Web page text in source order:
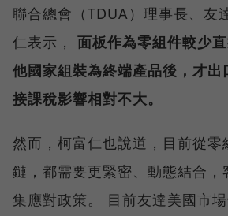
聯合總會（TDUA）理事長、友
仁表示， 面板作為零組件較少
他國家組裝為終端產品後，才出
接課稅影響相對不大。
然而，柯富仁也說道，目前從零
鏈，都需要更緊密、動態結合，
集應對政策。 目前友達美國市場